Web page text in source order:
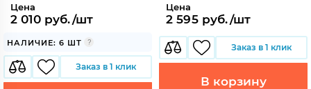
Цена
2 010 руб./шт
НАЛИЧИЕ: 6 ШТ
Заказ в 1 клик
Цена
2 595 руб./шт
Заказ в 1 клик
В корзину